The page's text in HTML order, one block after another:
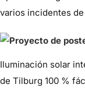
varios incidentes
Iluminación solar
de Tilburg 100 %